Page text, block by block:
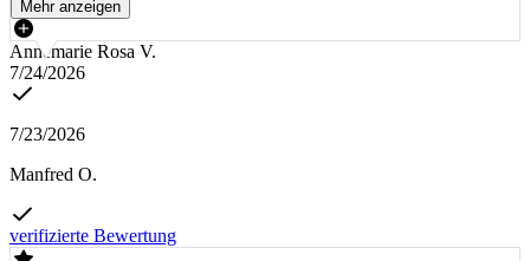
Mehr anzeigen
Annemarie Rosa V.
7/24/2026
7/23/2026
Manfred O.
verifizierte Bewertung